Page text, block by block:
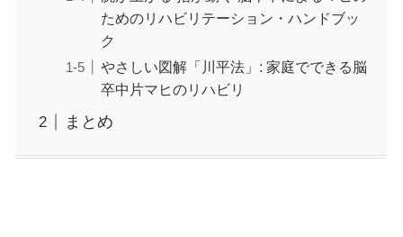
ためのリハビリテーション・ハンドブッ
ク
やさしい図解「川平法」: 家庭でできる脳
卒中片マヒのリハビリ
まとめ